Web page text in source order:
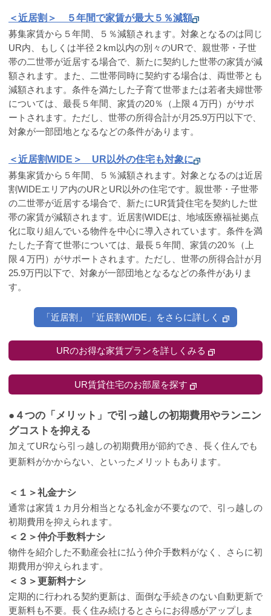
＜近居割＞ ５年間で家賃が最大５％減額
募集家賃から５年間、５％減額されます。対象となるのは同じ
UR内、もしくは半径２km以内の別々のURで、親世帯・子世
帯の二世帯が近居する場合で、新たに契約した世帯の家賃が減
額されます。また、二世帯同時に契約する場合は、両世帯とも
減額されます。条件を満たした子育て世帯または若者夫婦世帯
については、最長５年間、家賃の20％（上限４万円）がサポ
ートされます。ただし、世帯の所得合計が月25.9万円以下で、
対象が一部団地となるなどの条件があります。
＜近居割WIDE＞ UR以外の住宅も対象に
募集家賃から５年間、５％減額されます。対象となるのは近居
割WIDEエリア内のURとUR以外の住宅です。親世帯・子世帯
の二世帯が近居する場合で、新たにUR賃貸住宅を契約した世
帯の家賃が減額されます。近居割WIDEは、地域医療福祉拠点
化に取り組んでいる物件を中心に導入されています。条件を満
たした子育て世帯については、最長５年間、家賃の20％（上
限４万円）がサポートされます。ただし、世帯の所得合計が月
25.9万円以下で、対象が一部団地となるなどの条件がありま
す。
「近居割」「近居割WIDE」をさらに詳しく
URのお得な家賃プランを詳しくみる
UR賃貸住宅のお部屋を探す
●４つの「メリット」で引っ越しの初期費用やランニン
グコストを抑える
加えてURなら引っ越しの初期費用が節約でき、長く住んでも
更新料がかからない、といったメリットもあります。
＜１＞礼金ナシ
通常は家賃１カ月分相当となる礼金が不要なので、引っ越しの
初期費用を抑えられます。
＜２＞仲介手数料ナシ
物件を紹介した不動産会社に払う仲介手数料がなく、さらに初
期費用が抑えられます。
＜３＞更新料ナシ
定期的に行われる契約更新は、面倒な手続きのない自動更新で
更新料も不要。長く住み続けるとさらにお得感がアップしま